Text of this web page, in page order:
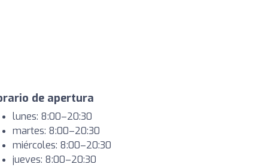
de apertura
lunes: 8:00–20:30
martes: 8:00–20:30
miércoles: 8:00–20:30
jueves: 8:00–20:30